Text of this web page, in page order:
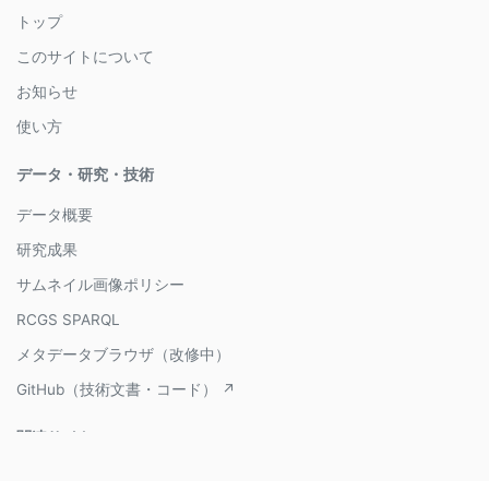
トップ
このサイトについて
お知らせ
使い方
データ・研究・技術
データ概要
研究成果
サムネイル画像ポリシー
RCGS SPARQL
メタデータブラウザ（改修中）
GitHub（技術文書・コード） ↗
関連サイト